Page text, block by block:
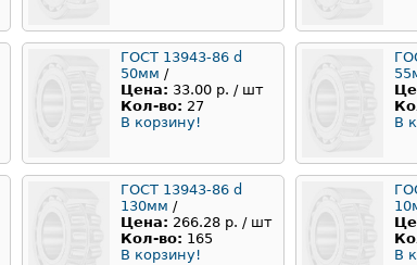
ГОСТ 13943-86 d
50мм /
Цена: 33.00 р. / шт
Кол-во: 27
В корзину!
В
ГОСТ 13943-86 d
130мм /
Цена: 266.28 р. / шт
Кол-во: 165
В корзину!
В